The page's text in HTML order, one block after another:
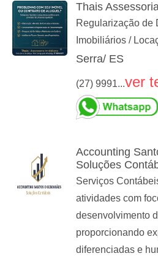
Thais
Regularização de
Imobiliários /
Serra/ ES
(27) 9991...ver
Accounting
Soluções
Serviços
atividades com
desenvolvimento
proporcionando
diferenciadas e